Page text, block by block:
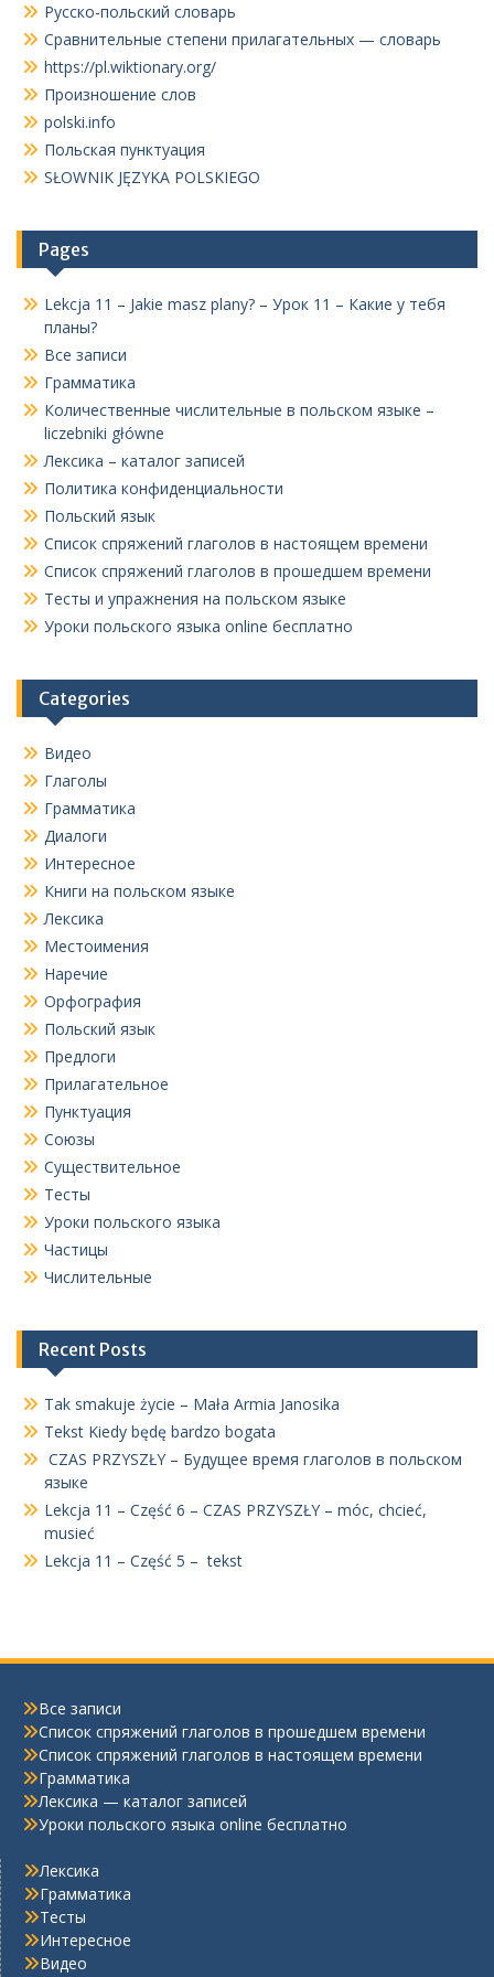
Русско-польский словарь
Сравнительные степени прилагательных — словарь
https://pl.wiktionary.org/
Произношение слов
polski.info
Польская пунктуация
SŁOWNIK JĘZYKA POLSKIEGO
Pages
Lekcja 11 – Jakie masz plany? – Урок 11 – Какие у тебя
планы?
Все записи
Грамматика
Количественные числительные в польском языке –
liczebniki główne
Лексика – каталог записей
Политика конфиденциальности
Польский язык
Список спряжений глаголов в настоящем времени
Список спряжений глаголов в прошедшем времени
Тесты и упражнения на польском языке
Уроки польского языка online бесплатно
Categories
Видео
Глаголы
Грамматика
Диалоги
Интересное
Книги на польском языке
Лексика
Местоимения
Наречие
Орфография
Польский язык
Предлоги
Прилагательное
Пунктуация
Союзы
Существительное
Тесты
Уроки польского языка
Частицы
Числительные
Recent Posts
Tak smakuje życie – Mała Armia Janosika
Tekst Kiedy będę bardzo bogata
CZAS PRZYSZŁY – Будущее время глаголов в польском
языке
Lekcja 11 – Część 6 – CZAS PRZYSZŁY – móc, chcieć,
musieć
Lekcja 11 – Część 5 – tekst
Все записи
Список спряжений глаголов в прошедшем времени
Список спряжений глаголов в настоящем времени
Грамматика
Лексика — каталог записей
Уроки польского языка online бесплатно
Лексика
Грамматика
Тесты
Интересное
Видео